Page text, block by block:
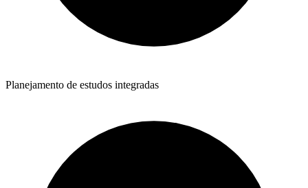
Planejamento de estudos integradas